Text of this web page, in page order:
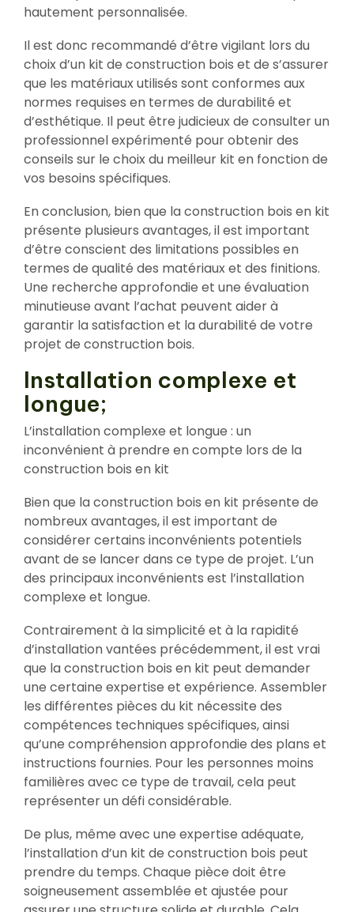
hautement personnalisée.
Il est donc recommandé d’être vigilant lors du
choix d’un kit de construction bois et de s’assurer
que les matériaux utilisés sont conformes aux
normes requises en termes de durabilité et
d’esthétique. Il peut être judicieux de consulter un
professionnel expérimenté pour obtenir des
conseils sur le choix du meilleur kit en fonction de
vos besoins spécifiques.
En conclusion, bien que la construction bois en kit
présente plusieurs avantages, il est important
d’être conscient des limitations possibles en
termes de qualité des matériaux et des finitions.
Une recherche approfondie et une évaluation
minutieuse avant l’achat peuvent aider à
garantir la satisfaction et la durabilité de votre
projet de construction bois.
Installation complexe et
longue;
L’installation complexe et longue : un
inconvénient à prendre en compte lors de la
construction bois en kit
Bien que la construction bois en kit présente de
nombreux avantages, il est important de
considérer certains inconvénients potentiels
avant de se lancer dans ce type de projet. L’un
des principaux inconvénients est l’installation
complexe et longue.
Contrairement à la simplicité et à la rapidité
d’installation vantées précédemment, il est vrai
que la construction bois en kit peut demander
une certaine expertise et expérience. Assembler
les différentes pièces du kit nécessite des
compétences techniques spécifiques, ainsi
qu’une compréhension approfondie des plans et
instructions fournies. Pour les personnes moins
familières avec ce type de travail, cela peut
représenter un défi considérable.
De plus, même avec une expertise adéquate,
l’installation d’un kit de construction bois peut
prendre du temps. Chaque pièce doit être
soigneusement assemblée et ajustée pour